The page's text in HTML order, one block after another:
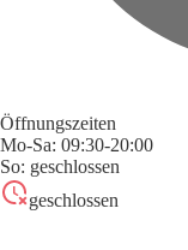
Öffnungszeiten
Mo-Sa: 09:30-20:00
So: geschlossen
geschlossen